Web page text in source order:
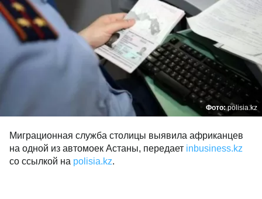
Фото:polisia.kz
Миграционная служба столицы выявила африканцев
на одной из автомоек Астаны, передает inbusiness.kz
со ссылкой на polisia.kz.